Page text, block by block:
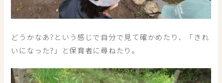
どうかなあ?という感じで自分で見て確かめたり、「きれ
いになった?」と保育者に尋ねたり。